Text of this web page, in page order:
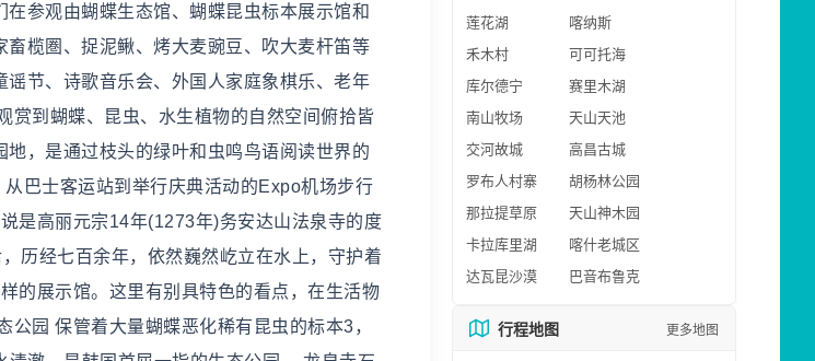
参观由蝴蝶生态馆、蝴蝶昆虫标本展示馆和
榄圏、捉泥鳅、烤大麦豌豆、吹大麦杆笛等
节、诗歌音乐会、外国人家庭象棋乐、老年
赏到蝴蝶、昆虫、水生植物的自然空间俯拾皆
，是通过枝头的绿叶和虫鸣鸟语阅读世界的
巴士客运站到举行庆典活动的Expo机场步行
是高丽元宗14年(1273年)务安达山法泉寺的度
历经七百余年，依然巍然屹立在水上，守护着
的展示馆。这里有别具特色的看点，在生活物
园 保管着大量蝴蝶恶化稀有昆虫的标本3，
莲花湖
喀纳斯
禾木村
可可托海
库尔德宁
赛里木湖
南山牧场
天山天池
交河故城
高昌古城
罗布人村寨
胡杨林公园
那拉提草原
天山神木园
卡拉库里湖
喀什老城区
达瓦昆沙漠
巴音布鲁克
行程地图 更多地图